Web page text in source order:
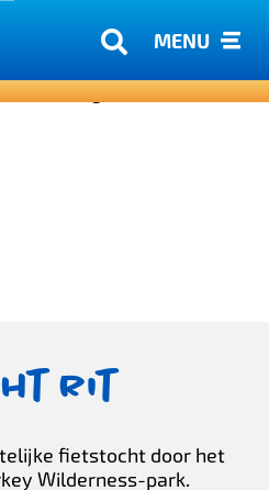
MENU
rit
fietstocht door het
Wilderness-park.